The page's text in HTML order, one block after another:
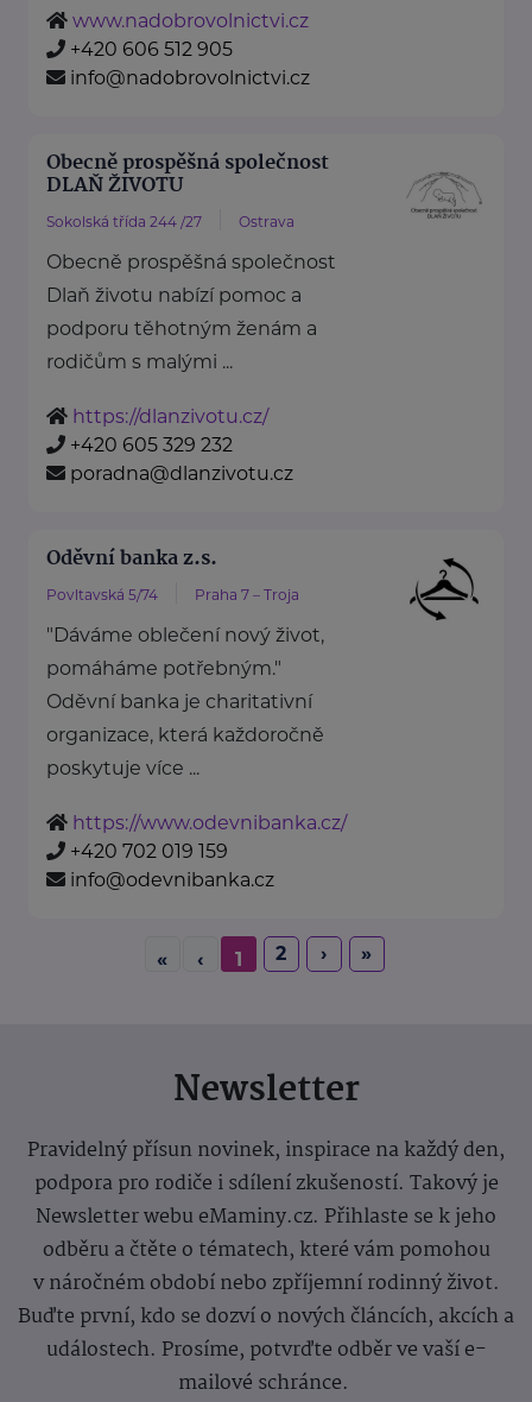
www.nadobrovolnictvi.cz
+420 606 512 905
info@nadobrovolnictvi.cz
Obecně prospěšná společnost
DLAŇ ŽIVOTU
Sokolská třída 244 /27 Ostrava
Obecně prospěšná společnost
Dlaň životu nabízí pomoc a
podporu těhotným ženám a
rodičům s malými ...
https://dlanzivotu.cz/
+420 605 329 232
poradna@dlanzivotu.cz
Oděvní banka z.s.
Povltavská 5/74 Praha 7 – Troja
"Dáváme oblečení nový život,
pomáháme potřebným."
Oděvní banka je charitativní
organizace, která každoročně
poskytuje více ...
https://www.odevnibanka.cz/
+420 702 019 159
info@odevnibanka.cz
« ‹ 1 2 › »
Newsletter
Pravidelný přísun novinek, inspirace na každý den,
podpora pro rodiče i sdílení zkušeností. Takový je
Newsletter webu eMaminy.cz. Přihlaste se k jeho
odběru a čtěte o tématech, které vám pomohou
v náročném období nebo zpříjemní rodinný život.
Buďte první, kdo se dozví o nových článcích, akcích a
událostech. Prosíme, potvrďte odběr ve vaší e-
mailové schránce.